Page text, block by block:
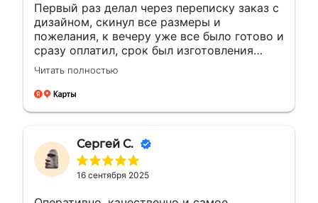
Первый раз делал через переписку заказ с
дизайном, скинул все размеры и
пожелания, к вечеру уже все было готово и
сразу оплатил, срок был изготовления
большею...а сделали раньше на день, сразу
доехал и забрал, и отказалось что
самовывоз очень рядом с домом, был
обращаться ещё ! 🤝👍🏼🙌🏼
Читать полностью
Сергей С.
16 сентября 2025